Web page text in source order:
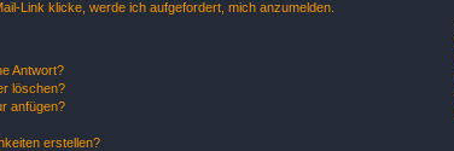
Link klicke, werde ich aufgefordert, mich anzumelden.
Antwort?
löschen?
anfügen?
erstellen?